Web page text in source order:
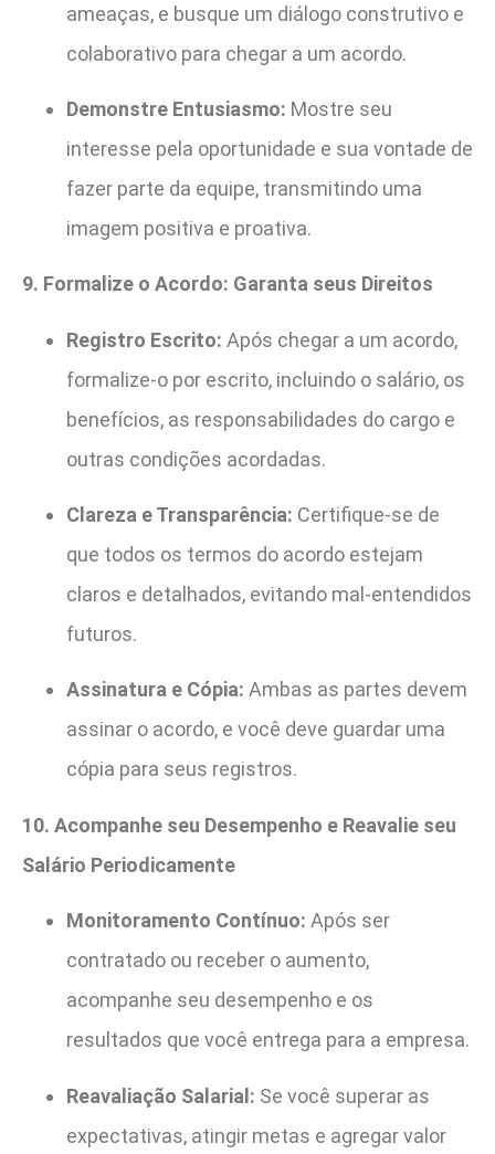
ameaças, e busque um diálogo construtivo e
colaborativo para chegar a um acordo.
Demonstre Entusiasmo: Mostre seu
interesse pela oportunidade e sua vontade de
fazer parte da equipe, transmitindo uma
imagem positiva e proativa.
9. Formalize o Acordo: Garanta seus Direitos
Registro Escrito: Após chegar a um acordo,
formalize-o por escrito, incluindo o salário, os
benefícios, as responsabilidades do cargo e
outras condições acordadas.
Clareza e Transparência: Certifique-se de
que todos os termos do acordo estejam
claros e detalhados, evitando mal-entendidos
futuros.
Assinatura e Cópia: Ambas as partes devem
assinar o acordo, e você deve guardar uma
cópia para seus registros.
10. Acompanhe seu Desempenho e Reavalie seu
Salário Periodicamente
Monitoramento Contínuo: Após ser
contratado ou receber o aumento,
acompanhe seu desempenho e os
resultados que você entrega para a empresa.
Reavaliação Salarial: Se você superar as
expectativas, atingir metas e agregar valor